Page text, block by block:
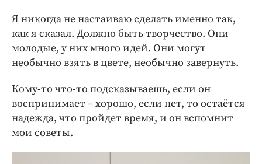
Я никогда не настаиваю сделать именно так,
как я сказал. Должно быть творчество. Они
молодые, у них много идей. Они могут
необычно взять в цвете, необычно завернуть.
Кому-то что-то подсказываешь, если он
воспринимает – хорошо, если нет, то остаётся
надежда, что пройдет время, и он вспомнит
мои советы.